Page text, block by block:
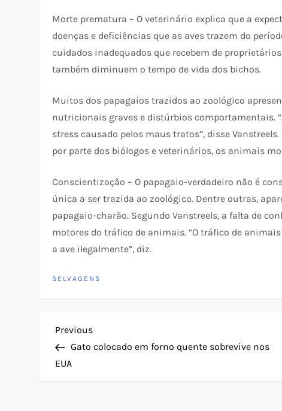
Morte prematura – O veterinário explica que a
doenças e deficiências que as aves trazem do
cuidados inadequados que recebem de
também diminuem o tempo de vida dos bichos.
Muitos dos papagaios trazidos ao zoológico
nutricionais graves e distúrbios comportamentais.
stress causado pelos maus tratos”, disse
por parte dos biólogos e veterinários, os animais
Conscientização – O papagaio-verdadeiro não é
única a ser trazida ao zoológico. Dentre outras,
papagaio-charão. Segundo Vanstreels, a falta de
motores do tráfico de animais. “O tráfico de
a ave ilegalmente”, diz.
SELVAGENS
N
a
Previous
Post
Previous
Gato colocado em forno quente sobrevive nos
EUA